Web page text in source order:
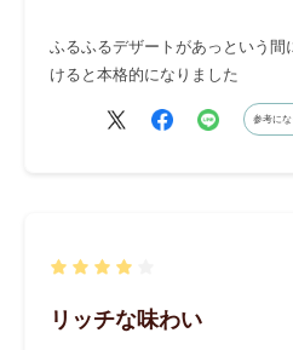
ふるふるデザートがあっという
けると本格的になりました
参考にな
リッチな味わい